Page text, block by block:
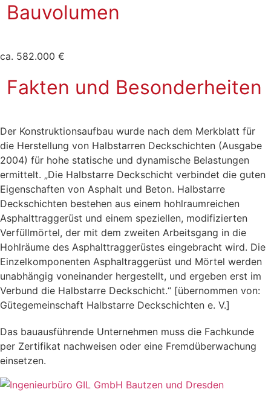
Bauvolumen
ca. 582.000 €
Fakten und Besonderheiten
Der Konstruktionsaufbau wurde nach dem Merkblatt für
die Herstellung von Halbstarren Deckschichten (Ausgabe
2004) für hohe statische und dynamische Belastungen
ermittelt. „Die Halbstarre Deckschicht verbindet die guten
Eigenschaften von Asphalt und Beton. Halbstarre
Deckschichten bestehen aus einem hohlraumreichen
Asphalttraggerüst und einem speziellen, modifizierten
Verfüllmörtel, der mit dem zweiten Arbeitsgang in die
Hohlräume des Asphalttraggerüstes eingebracht wird. Die
Einzelkomponenten Asphaltraggerüst und Mörtel werden
unabhängig voneinander hergestellt, und ergeben erst im
Verbund die Halbstarre Deckschicht.“ [übernommen von:
Gütegemeinschaft Halbstarre Deckschichten e. V.]
Das bauausführende Unternehmen muss die Fachkunde
per Zertifikat nachweisen oder eine Fremdüberwachung
einsetzen.